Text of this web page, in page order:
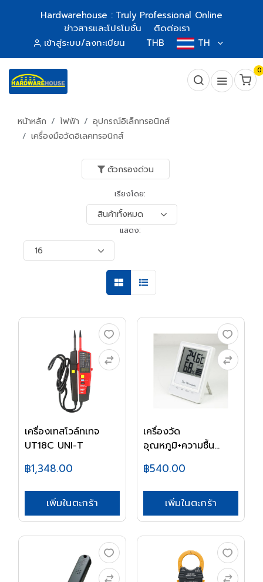
Hardwarehouse : Truly Professional Online
ข่าวสารและโปรโมชั่น
ติดต่อเรา
เข้าสู่ระบบ/ลงทะเบียน
THB TH
0
หน้าหลัก ไฟฟ้า
อุปกรณ์อิเล็กทรอนิกส์
เครื่องมือวัดอิเลคทรอนิกส์
ตัวกรองด่วน
เรียงโดย:
แสดง:
เครื่องเทสโวล์ทเทจ
UT18C UNI-T
฿1,348.00
เพิ่มในตะกร้า
เครื่องวัด
อุณหภูมิ+ความชื้น
฿540.00
เพิ่มในตะกร้า